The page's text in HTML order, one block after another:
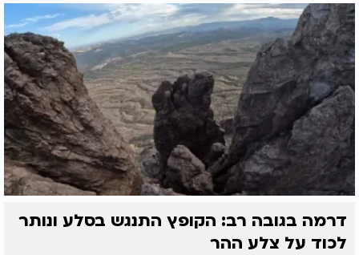
דרמה בגובה רב: הקופץ התנגש בסלע ונותר
לכוד על צלע ההר